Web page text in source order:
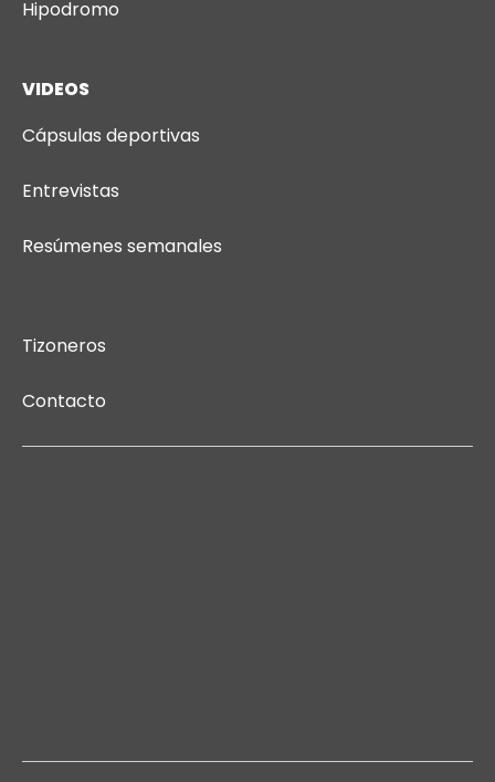
Hipodromo
VIDEOS
Cápsulas deportivas
Entrevistas
Resúmenes semanales
Tizoneros
Contacto